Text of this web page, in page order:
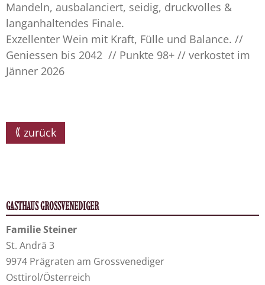
Mandeln, ausbalanciert, seidig, druckvolles &
langanhaltendes Finale.
Exzellenter Wein mit Kraft, Fülle und Balance. //
Geniessen bis 2042 // Punkte 98+ // verkostet im
Jänner 2026
zurück
GASTHAUS GROSSVENEDIGER
Familie Steiner
St. Andrä 3
9974 Prägraten am Grossvenediger
Osttirol/Österreich